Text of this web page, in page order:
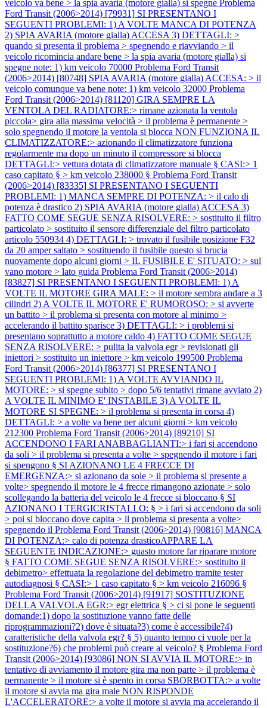
veicolo va bene > la spia avaria (motore gialla) si spegne Problema
Ford Transit (2006>2014) [79931] SI PRESENTANO I
SEGUENTI PROBLEMI: 1) A VOLTE MANCA DI POTENZA
2) SPIA AVARIA (motore gialla) ACCESA 3) DETTAGLI: >
quando si presenta il problema > spegnendo e riavviando > il
veicolo ricomincia andare bene > la spia avaria (motore gialla) si
spegne note: 1) km veicolo 70000 Problema Ford Transit
(2006>2014) [80748] SPIA AVARIA (motore gialla) ACCESA: > il
veicolo comunque va bene note: 1) km veicolo 32000 Problema
Ford Transit (2006>2014) [81120] GIRA SEMPRE LA
VENTOLA DEL RADIATORE:> rimane azionata la ventola
piccola> gira alla massima velocità > il problema è permanente >
solo spegnendo il motore la ventola si blocca NON FUNZIONA IL
CLIMATIZZATORE:> azionando il climatizzatore funziona
regolarmente ma dopo un minuto il compressore si blocca
DETTAGLI:> vettura dotata di climatizzatore manuale § CASI:> 1
caso capitato § > km veicolo 238000 § Problema Ford Transit
(2006>2014) [83335] SI PRESENTANO I SEGUENTI
PROBLEMI: 1) MANCA SEMPRE DI POTENZA: > il calo di
potenza è drastico 2) SPIA AVARIA (motore gialla) ACCESA 3)
FATTO COME SEGUE SENZA RISOLVERE: > sostituito il filtro
particolato > sostituito il sensore differenziale del filtro particolato
articolo 550934 4) DETTAGLI: > trovato il fusibile posizione F32
da 20 amper saltato > sostituendo il fusibile questo si brucia
nuovamente dopo alcuni giorni > IL FUSIBILE E' SITUATO: > sul
vano motore > lato guida Problema Ford Transit (2006>2014)
[83827] SI PRESENTANO I SEGUENTI PROBLEMI: 1) A
VOLTE IL MOTORE GIRA MALE: > il motore sembra andare a 3
cilindri 2) A VOLTE IL MOTORE E' RUMOROSO: > si avverte
un battito > il problema si presenta con motore al minimo >
accelerando il battito sparisce 3) DETTAGLI: > i problemi si
presentano soprattutto a motore caldo 4) FATTO COME SEGUE
SENZA RISOLVERE: > pulita la valvola egr > revisionati gli
iniettori > sostituito un iniettore > km veicolo 199500 Problema
Ford Transit (2006>2014) [86377] SI PRESENTANO I
SEGUENTI PROBLEMI: 1) A VOLTE AVVIANDO IL
MOTORE: > si spegne subito > dopo 5/6 tentativi rimane avviato 2)
A VOLTE IL MINIMO E' INSTABILE 3) A VOLTE IL
MOTORE SI SPEGNE: > il problema si presenta in corsa 4)
DETTAGLI: > a volte va bene per alcuni giorni > km veicolo
212300 Problema Ford Transit (2006>2014) [89210] SI
ACCENDONO I FARI ANABBAGLIANTI:> i fari si accendono
da soli > il problema si presenta a volte > spegnendo il motore i fari
si spengono § SI AZIONANO LE 4 FRECCE DI
EMERGENZA:> si azionano da sole > il problema si presente a
volte> spegnendo il motore le 4 frecce rimangono azionate > solo
scollegando la batteria del veicolo le 4 frecce si bloccano § SI
AZIONANO I TERGICRISTALLO: § > i fari si accendono da soli
> poi si bloccano dove capita > il problema si presenta a volte>
spegnendo il Problema Ford Transit (2006>2014) [90816] MANCA
DI POTENZA:> calo di potenza drasticoAPPARE LA
SEGUENTE INDICAZIONE:> guasto motore far riparare motore
§ FATTO COME SEGUE SENZA RISOLVERE:> sostituito il
debimetro> effettuata la regolazione del debimetro tramite tester
autodiagnosi § CASI:> 1 caso capitato § > km veicolo 216096 §
Problema Ford Transit (2006>2014) [91917] SOSTITUZIONE
DELLA VALVOLA EGR:> egr elettrica § > ci si pone le seguenti
domande:1) dopo la sostituzione vanno fatte delle
riprogrammazioni?2) dove è situata?3) come è accessibile?4)
caratteristiche della valvola egr? § 5) quanto tempo ci vuole per la
sostituzione?6) che problemi può creare al veicolo? § Problema Ford
Transit (2006>2014) [93086] NON SI AVVIA IL MOTORE:> in
tentativo di avviamento il motore gira ma non parte > il problema è
permanente > il motore si è spento in corsa SBORBOTTA:> a volte
il motore si avvia ma gira male NON RISPONDE
L'ACCELERATORE:> a volte il motore si avvia ma accelerando il